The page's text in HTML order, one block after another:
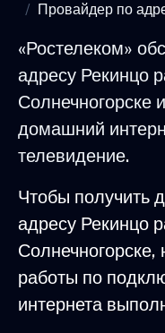
Провайдер по
«Ростелеком»
адресу Рекинцо
Солнечногорске
домашний
телевидение.
Чтобы получить
адресу Рекинцо
Солнечногорске,
работы по
интернета